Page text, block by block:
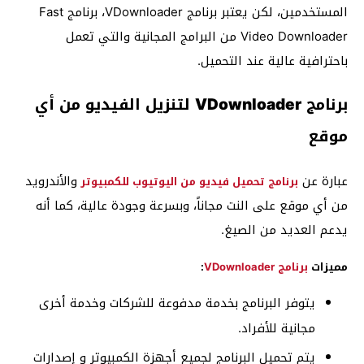
المستخدمين، لكن يعتبر برنامج VDownloader، برنامج Fast
Video Downloader من البرامج المجانية والتي تعمل
باحترافية عالية عند التحميل.
برنامج VDownloader لتنزيل الفيديو من أي
موقع
عبارة عن برنامج تحميل فيديو من اليوتيوب للكمبيوتر والأندرويد
من أي موقع على النت مجاناً، وبسرعة وجودة عالية، كما أنه
يدعم العديد من الصيغ.
مميزات برنامج VDownloader :
يتوفر البرنامج بخدمة مدفوعة للشركات وخدمة أخرى
مجانية للأفراد.
يتم تحميل البرنامج لجميع أجهزة الكمبيوتر و إصدارات